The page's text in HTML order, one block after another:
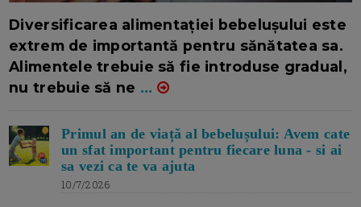
Diversificarea alimentației bebelușului este
extrem de importantă pentru sănătatea sa.
Alimentele trebuie să fie introduse gradual,
nu trebuie să ne ...
Primul an de viață al bebelușului: Avem cate
un sfat important pentru fiecare luna - si ai
sa vezi ca te va ajuta
10/7/2026